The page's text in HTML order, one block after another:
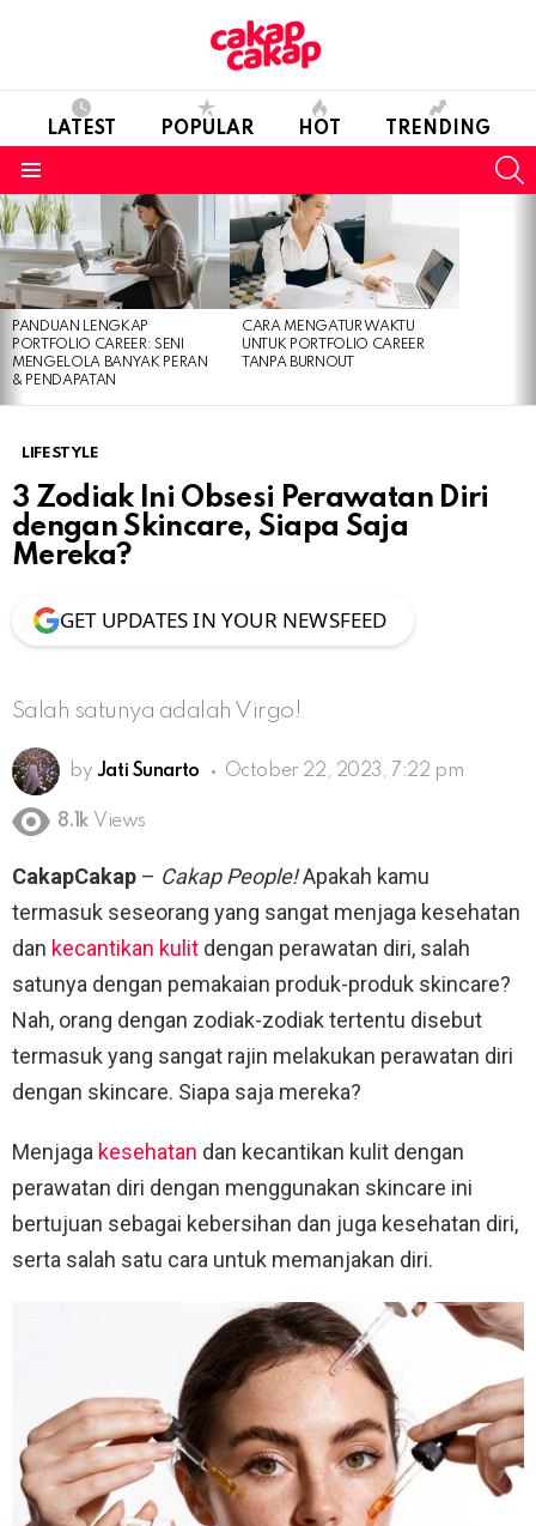
LATEST POPULAR HOT TRENDING
LATEST
STORIES
PANDUAN LENGKAP
PORTFOLIO CAREER: SENI
MENGELOLA BANYAK PERAN
& PENDAPATAN
CARA MENGATUR WAKTU
UNTUK PORTFOLIO CAREER
TANPA BURNOUT
LIFESTYLE
3 Zodiak Ini Obsesi Perawatan Diri
dengan Skincare, Siapa Saja
Mereka?
GET UPDATES IN YOUR NEWSFEED
Salah satunya adalah Virgo!
by Jati Sunarto October 22, 2023, 7:22 pm
8.1k Views
CakapCakap – Cakap People!Apakah kamu
termasuk seseorang yang sangat menjaga kesehatan
dan kecantikan kulit dengan perawatan diri, salah
satunya dengan pemakaian produk-produk skincare?
Nah, orang dengan zodiak-zodiak tertentu disebut
termasuk yang sangat rajin melakukan perawatan diri
dengan skincare. Siapa saja mereka?
Menjaga kesehatan dan kecantikan kulit dengan
perawatan diri dengan menggunakan skincare ini
bertujuan sebagai kebersihan dan juga kesehatan diri,
serta salah satu cara untuk memanjakan diri.